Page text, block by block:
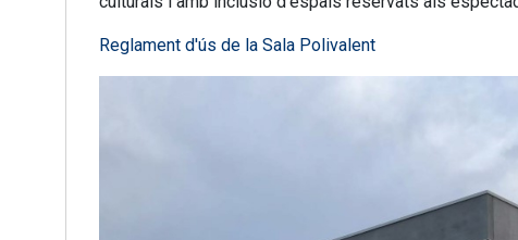
Reglament d'ús de la Sala Polivalent